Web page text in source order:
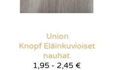
Union
Knopf Eläinkuvioiset
nauhat
1,95 - 2,45 €